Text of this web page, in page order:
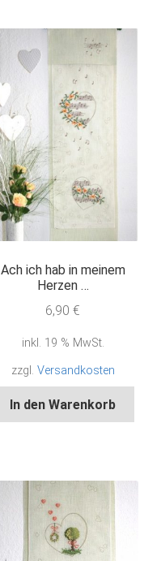
Ach ich hab in meinem
Herzen …
6,90€
inkl. 19 % MwSt.
zzgl. Versandkosten
In den Warenkorb